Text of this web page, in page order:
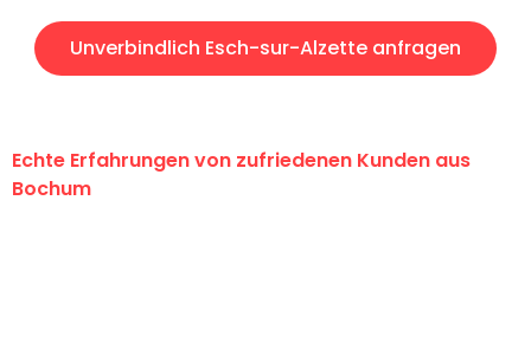
Unverbindlich Esch-sur-Alzette anfragen
Echte Erfahrungen von zufriedenen Kunden aus
Bochum